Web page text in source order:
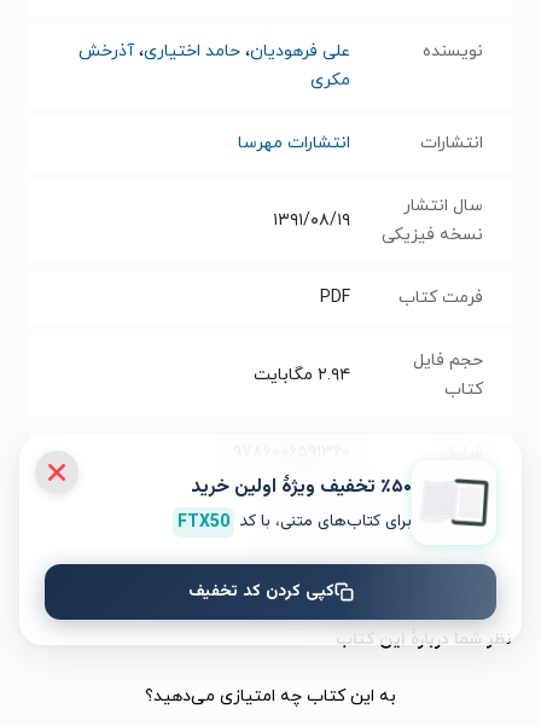
نویسنده علی فرهودیان، حامد اختیاری،آذرخش
مکری
انتشارات انتشارات مهرسا
سال انتشار
نسخه فیزیکی
۱۳۹۱/۰۸/۱۹
فرمت کتاب PDF
حجم فایل
کتاب
۲.۹۴ مگابایت
تعداد صفحه‌ها ۴۸ صفحه
۲۰۰۰۰
نظر شما دربارهٔ این کتاب
به این کتاب چه امتیازی می‌دهید؟
٪۵۰ تخفیف ویژۀ اولین خرید
برای کتاب‌های متنی، با کد FTX50
کپی کردن کد تخفیف